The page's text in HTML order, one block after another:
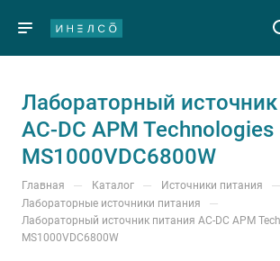
Лабораторный
AC-DC APM Technologies
MS1000VDC6800W
Главная — Каталог — Источники питания —
Лабораторные источники питания —
Лабораторный источник питания AC-DC APM
MS1000VDC6800W